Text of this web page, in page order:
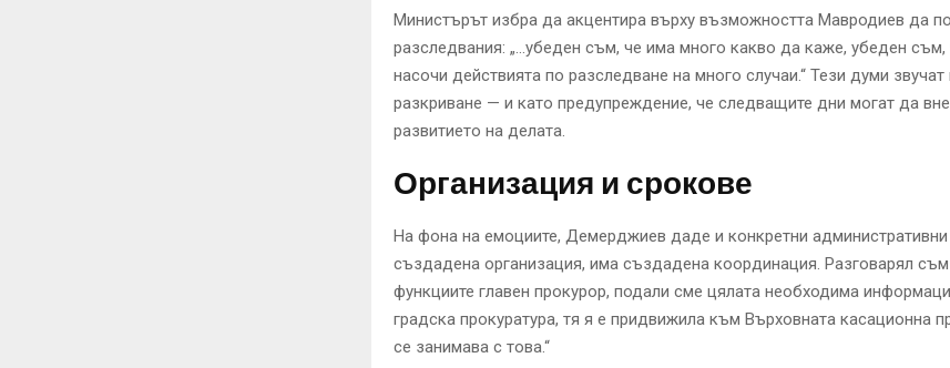
Министърът избра да акцентира върху възможността Мавродиев да
разследвания: „…убеден съм, че има много какво да каже, убеден
насочи действията по разследване на много случаи.“ Тези думи
разкриване — и като предупреждение, че следващите дни могат да
развитието на делата.
Организация и срокове
На фона на емоциите, Демерджиев даде и конкретни административни
създадена организация, има създадена координация. Разговарял
функциите главен прокурор, подали сме цялата необходима
градска прокуратура, тя я е придвижила към Върховната касационна
се занимава с това.“